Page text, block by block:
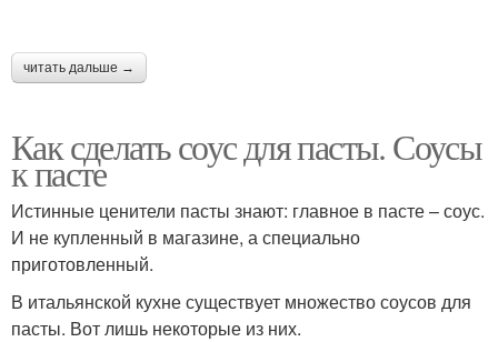
читать дальше →
Как сделать соус для пасты. Соусы
к пасте
Истинные ценители пасты знают: главное в пасте – соус.
И не купленный в магазине, а специально
приготовленный.
В итальянской кухне существует множество соусов для
пасты. Вот лишь некоторые из них.